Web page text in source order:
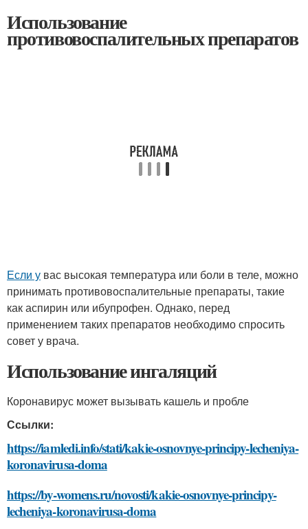
Использование
противовоспалительных препаратов
Если у вас высокая температура или боли в теле, можно
принимать противовоспалительные препараты, такие
как аспирин или ибупрофен. Однако, перед
применением таких препаратов необходимо спросить
совет у врача.
Использование ингаляций
Коронавирус может вызывать кашель и пробле
Ссылки:
https://iamledi.info/stati/kakie-osnovnye-principy-lecheniya-
koronavirusa-doma
https://by-womens.ru/novosti/kakie-osnovnye-principy-
lecheniya-koronavirusa-doma